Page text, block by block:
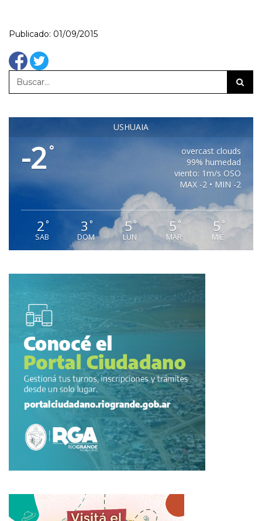
Publicado: 01/09/2015
USHUAIA
-2 °
overcast clouds
99% humedad
viento: 1m/s OSO
MAX -2 • MIN -2
2°
SAB
3 °
DOM
5°
LUN
5 °
MAR
5 °
MIE